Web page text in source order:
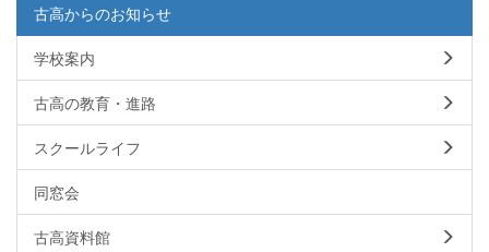
古高からのお知らせ
学校案内
古高の教育・進路
スクールライフ
同窓会
古高資料館